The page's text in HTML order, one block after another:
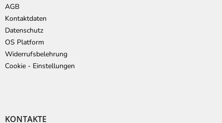
AGB
Kontaktdaten
Datenschutz
OS Platform
Widerrufsbelehrung
Cookie - Einstellungen
KONTAKTE